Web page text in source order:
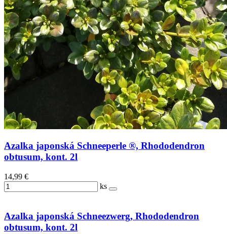
Azalka japonská Schneeperle ®, Rhododendron
obtusum, kont. 2l
14,99 €
ks
Azalka japonská Schneezwerg, Rhododendron
obtusum, kont. 2l